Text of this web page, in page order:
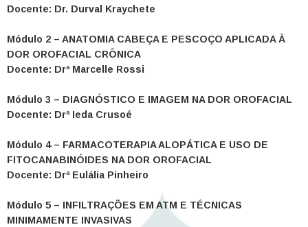
Docente: Dr. Durval Kraychete
Módulo 2 – ANATOMIA CABEÇA E PESCOÇO APLICADA À
DOR OROFACIAL CRÔNICA
Docente: Drª Marcelle Rossi
Módulo 3 – DIAGNÓSTICO E IMAGEM NA DOR OROFACIAL
Docente: Drª Ieda Crusoé
Módulo 4 – FARMACOTERAPIA ALOPÁTICA E USO DE
FITOCANABINÓIDES NA DOR OROFACIAL
Docente: Drª Eulália Pinheiro
Módulo 5 – INFILTRAÇÕES EM ATM E TÉCNICAS
MINIMAMENTE INVASIVAS